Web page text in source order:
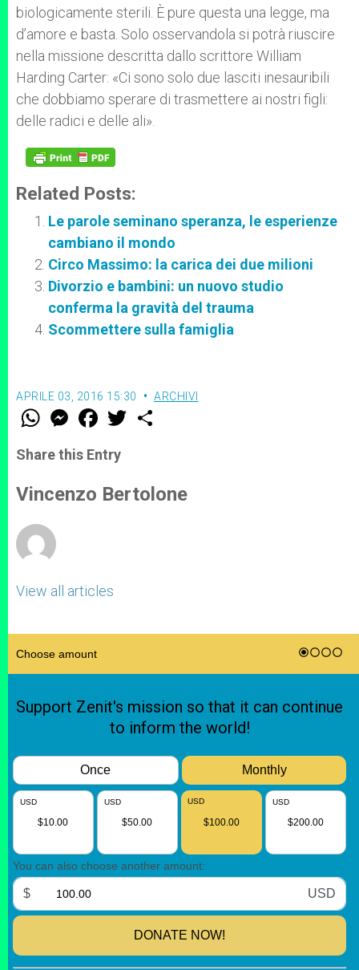
biologicamente sterili. È pure questa una legge, ma
d’amore e basta. Solo osservandola si potrà riuscire
nella missione descritta dallo scrittore William
Harding Carter: «Ci sono solo due lasciti inesauribili
che dobbiamo sperare di trasmettere ai nostri figli:
delle radici e delle ali»
Related Posts:
Le parole seminano speranza, le esperienze
cambiano il mondo
Circo Massimo: la carica dei due milioni
Divorzio e bambini: un nuovo studio
conferma la gravità del trauma
Scommettere sulla famiglia
APRILE 03, 2016 15:30 ARCHIVI
W
t
s
p
p
M
e
s
e
g
e
F
a
e
b
o
k
w
r
Share this Entry
Vincenzo Bertolone
View all articles